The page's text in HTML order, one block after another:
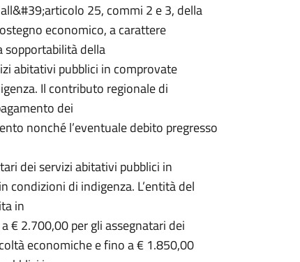
25, commi 2 e 3, della
economico, a carattere
sopportabilità della
abitativi pubblici in comprovate
Il contributo regionale di
dei
nonché l’eventuale debito pregresso
dei servizi abitativi pubblici in
di indigenza. L’entità del
in
€ 2.700,00 per gli assegnatari dei
economiche e fino a € 1.850,00